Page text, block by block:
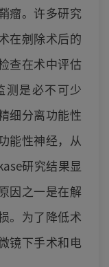
瘤。许多研究
在剜除术后的
查在术中评估
测是必不可少
细分离功能性
能性神经，从
研究结果显
因之一是在解
。为了降低术
镜下手术和电